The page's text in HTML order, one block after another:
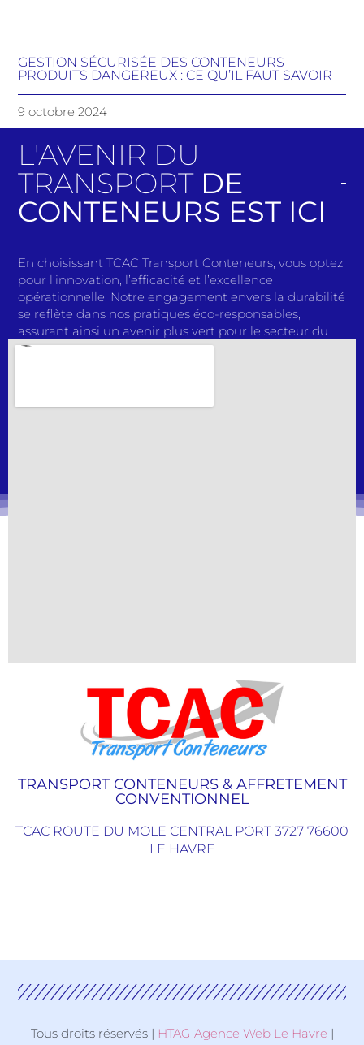
GESTION SÉCURISÉE DES CONTENEURS
PRODUITS DANGEREUX : CE QU’IL FAUT SAVOIR
9 octobre 2024
L'AVENIR DU
TRANSPORT DE
CONTENEURS EST ICI
En choisissant TCAC Transport Conteneurs, vous optez
pour l’innovation, l’efficacité et l’excellence
opérationnelle. Notre engagement envers la durabilité
se reflète dans nos pratiques éco-responsables,
assurant ainsi un avenir plus vert pour le secteur du
transport. Avec des solutions de pointe et une équipe
TRANSPORT CONTENEURS & AFFRETEMENT
CONVENTIONNEL
TCAC ROUTE DU MOLE CENTRAL PORT 3727 76600
LE HAVRE
Tous droits réservés | HTAG Agence Web Le Havre |